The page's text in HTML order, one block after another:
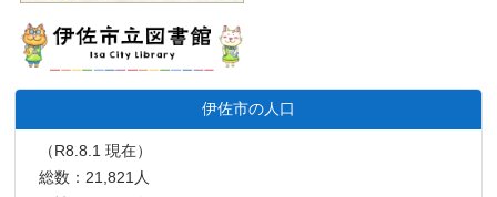
伊佐市の人口
（R8.8.1 現在）
総数：21,821人